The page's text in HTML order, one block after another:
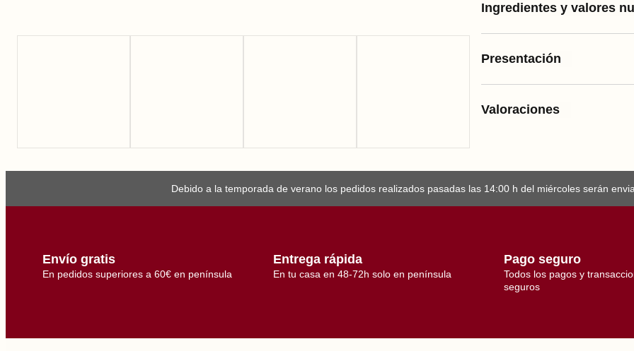
d
B
l
t
I
b
o
a
d
Ingredientes y valores
Presentación
Valoraciones
Debido a la temporada de verano los pedidos realizados pasadas las 14:00 h del miércoles serán
Envío gratis
En pedidos superiores a 60€ en península
Entrega rápida
En tu casa en 48-72h solo en península
Pago seguro
Todos los pagos y
seguros